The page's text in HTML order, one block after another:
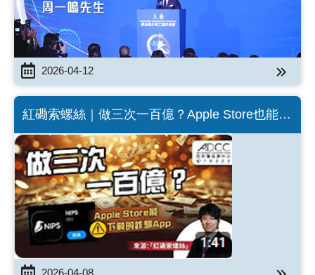
2026-04-12
紅磡索螺絲｜做三次一百億？Apple Store也能下
載的詐騙App （Chinese version only）
2026-04-08